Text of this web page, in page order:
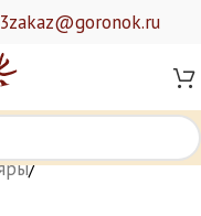
zakaz@goronok.ru
/